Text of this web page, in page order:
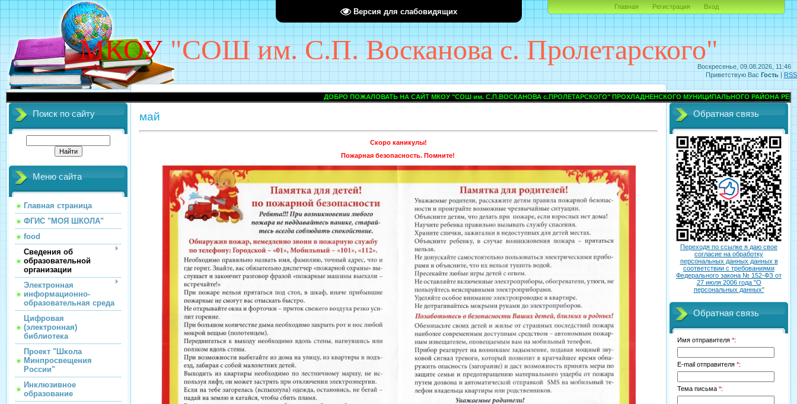
Версия для слабовидящих
Воскресенье, 09.08.2026, 11:46
Главная Регистрация Вход
МКОУ "СОШ им. С.П. Восканова с. Пролетарского"
Приветствую Вас Гость | RSS
ДОБРО ПОЖАЛОВАТЬ НА САЙТ МКОУ "СОШ им. С.П.ВОСКАНОВА с.ПРОЛЕТАРСКОГО" ПРОХЛАДНЕНСКОГО МУНИЦИПАЛЬНОГО РАЙОНА РЕСПУБЛИКА
Поиск по сайту
Меню сайта
Главная страница
ФГИС "МОЯ ШКОЛА"
food
Сведения об
образовательной
организации
Электронная
информационно-
образовательная среда
Цифровая
(электронная)
библиотека
Проект "Школа
Минпросвещения
России"
Инклюзивное
образование
май
Скоро каникулы!
Пожарная безопасность. Помните!
Обратная связь
Переходя по ссылке я даю свое
согласие на обработку
персональных данных данных в
соответствии с требованиями
Федерального закона № 152-ФЗ от
27 июля 2006 года "О
персональных данных"
Обратная связь
Имя отправителя *:
E-mail отправителя *:
Тема письма *: